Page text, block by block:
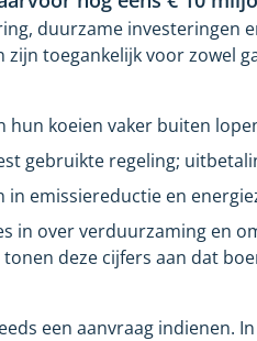
duurzame investeringen
toegankelijk voor zowel
hun koeien vaker buiten
gebruikte regeling;
emissiereductie en
in over verduurzaming en
deze cijfers aan dat
een aanvraag indienen.